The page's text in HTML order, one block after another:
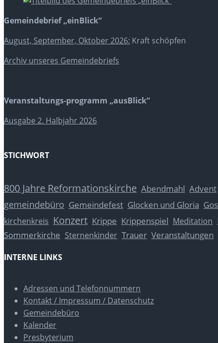
Gemeindebrief „einBlick“
August, September, Oktober 2026: Kraft schöpfen
Archiv unseres Gemeindebriefs
Veranstaltungs-programm „ausBlick“
Ausgabe 2. Halbjahr 2026
STICHWORT
800 Jahre Reformationskirche Abendmahl Advent
gemeindebüro Gemeindefest Glocken und Gloria
kirchenkreis Konzert Krippe Krippenspiel Meditation
Sommerkirche Sternenkinder Trauer Veranstaltungen
INTERNE LINKS
Adressen und Telefonnummern
Kontakt / Impressum / Datenschutz
Gemeindebüro
Kalender
Presbyterium